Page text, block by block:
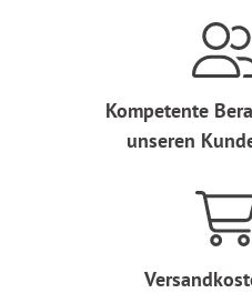
Kompetente
unseren